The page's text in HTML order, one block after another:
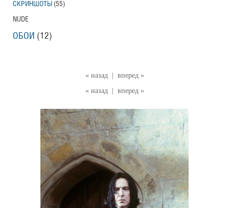
« назад
вперед »
« назад
вперед »
СКРИНШОТЫ (55)
NUDE
ОБОИ (12)